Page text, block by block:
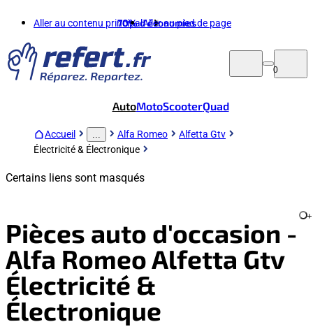
Aller au contenu principalAller au pied de page
70%d'économies
0
AutoMotoScooterQuad
Accueil Alfa Romeo
Alfetta Gtv
Électricité & Électronique
Certains liens sont masqués
Pièces auto d'occasion -
Alfa Romeo Alfetta Gtv
Électricité &
Électronique
+